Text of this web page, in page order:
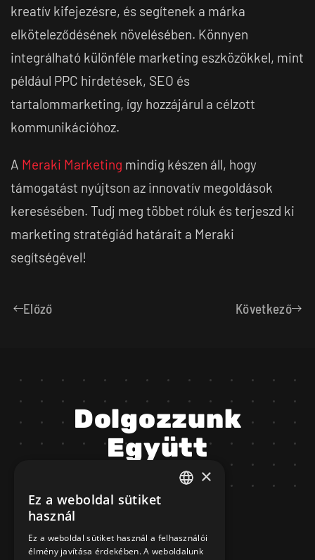
kreatív kifejezésre, és segítenek a márka
elköteleződésének növelésében. Könnyen
integrálható különféle marketing eszközökkel, mint
például PPC hirdetések, SEO és
tartalommarketing, így hozzájárul a célzott
kommunikációhoz.
A Meraki Marketing mindig készen áll, hogy
támogatást nyújtson az innovatív megoldások
keresésében. Tudj meg többet róluk és terjeszd ki
marketing stratégiád határait a Meraki
segítségével!
Előző Következő
Dolgozzunk
Együtt
1033 Budapest,
×
Ez a weboldal sütiket
használ
Ez a weboldal sütiket használ a felhasználói
élmény javítása érdekében. A weboldalunk